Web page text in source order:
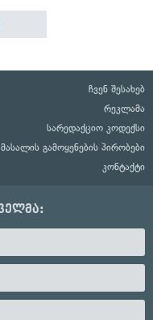
ჩვენ შესახებ
რეკლამა
სარედაქციო კოდექსი
მასალის გამოყენების პირობები
კონტაქტი